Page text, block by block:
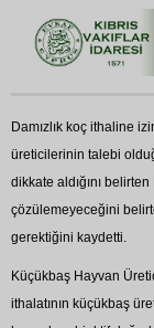
Damızlık koç ithaline
üreticilerinin talebi
dikkate aldığını
çözülemeyeceğini
gerektiğini kaydetti.
Küçükbaş Hayvan
ithalatının küçükbaş